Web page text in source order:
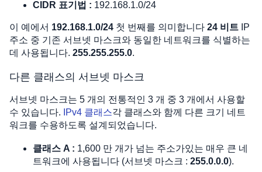
CIDR 표기법 : 192.168.1.0/24
이 예에서 192.168.1.0/24 첫 번째를 의미합니다 24 비트 IP
주소 중 기존 서브넷 마스크와 동일한 네트워크를 식별하는
데 사용됩니다. 255.255.255.0. ​
다른 클래스의 서브넷 마스크
서브넷 마스크는 5 개의 전통적인 3 개 중 3 개에서 사용할
수 있습니다.
IPv4 클래스각 클래스와 함께 다른 크기 네트
워크를 수용하도록 설계되었습니다.
클래스 A : 1,600 만 개가 넘는 주소가있는 매우 큰 네
트워크에 사용됩니다 (서브넷 마스크 : 255.0.0.0).